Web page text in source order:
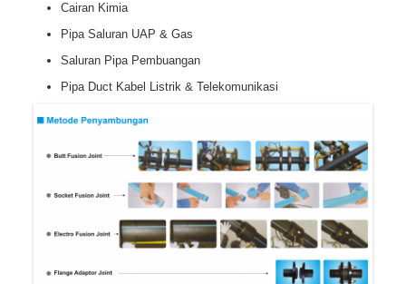
Cairan Kimia
Pipa Saluran UAP & Gas
Saluran Pipa Pembuangan
Pipa Duct Kabel Listrik & Telekomunikasi